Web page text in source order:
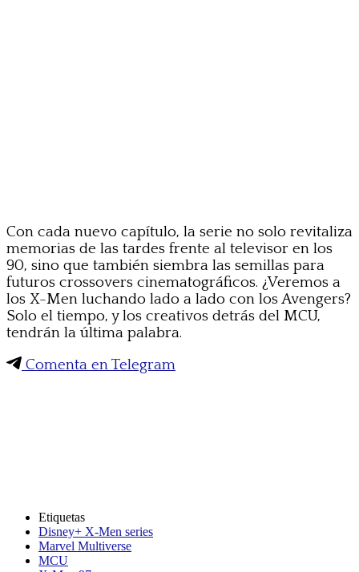
Con cada nuevo capítulo, la serie no solo revitaliza
memorias de las tardes frente al televisor en los
90, sino que también siembra las semillas para
futuros crossovers cinematográficos. ¿Veremos a
los X-Men luchando lado a lado con los Avengers?
Solo el tiempo, y los creativos detrás del MCU,
tendrán la última palabra.
Comenta en Telegram
Etiquetas
Disney+ X-Men series
Marvel Multiverse
MCU